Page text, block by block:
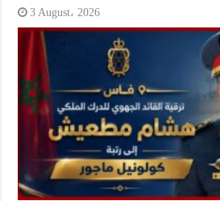
3 August، 2026